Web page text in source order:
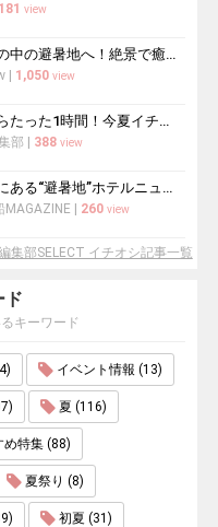
181 view
北海道の中の避暑地へ！絶景で癒される夏のおすすめスポット10選
| 1,050 view
都心からたった1時間！今夏イチオシの穴場エリア「三浦半島」
部 388 view
大都会にある“避暑地”ホテルニューオータニで涼を愉しむ
MAGAZINE 260 view
集部SELECT イチオシ記事一覧
ド
キーワード
イベント情報 (13)
夏 (116)
特集 (88)
夏祭り (8)
初夏 (31)